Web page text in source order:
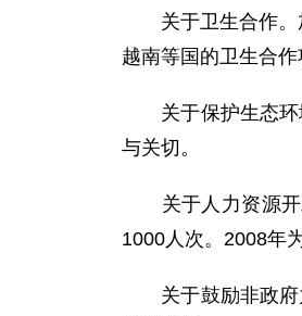
关于卫生合作。加
越南等国的卫生合作
关于保护生态环境
与关切。
关于人力资源开
1000人次。2008年
关于鼓励非政府力